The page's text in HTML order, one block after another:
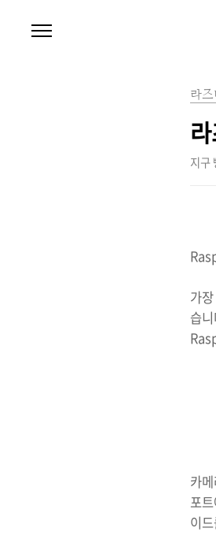
라
지구
가
습
카
포
이